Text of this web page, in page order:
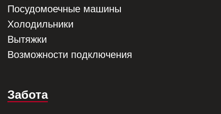
Посудомоечные машины
Холодильники
Вытяжки
Возможности подключения
Забота